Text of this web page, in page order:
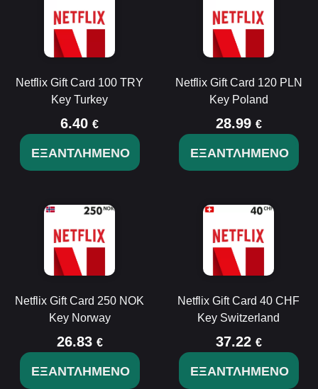
Netflix Gift Card 100 TRY
Key Turkey
6.40 €
ΕΞΑΝΤΛΗΜΈΝΟ
Netflix Gift Card 120 PLN
Key Poland
28.99 €
ΕΞΑΝΤΛΗΜΈΝΟ
Netflix Gift Card 250 NOK
Key Norway
26.83 €
ΕΞΑΝΤΛΗΜΈΝΟ
Netflix Gift Card 40 CHF
Key Switzerland
37.22 €
ΕΞΑΝΤΛΗΜΈΝΟ